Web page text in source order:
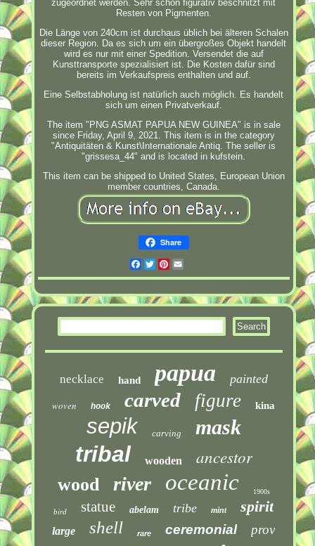
zugeordnet werden. Sehr schön figurativ beschnitzt mit
Resten von Pigmenten.
Die Länge von 240cm ist durchaus üblich bei älteren Schalen
dieser Region. Da es sich um ein übergroßes Objekt handelt
wird es nur mit einer Spedition. Versendet die auf
Kunsttransporte spezialisiert ist. Die Kosten dafür sind
bereits im Verkaufspreis enthalten und auf.
Eine Selbstabholung ist natürlich auch möglich. Es handelt
sich um einen Privatverkauf.
The item "PNG ASMAT PAPUA NEW GUINEA" is in sale
since Friday, April 9, 2021. This item is in the category
"Antiquitäten & Kunst\Internationale Antiq. The seller is
"grissesa_44" and is located in kufstein.
This item can be shipped to United States, European Union
member countries, Canada.
Share
Facebook
TwitterPinterest
necklace hand papua painted
woven hook carved figure kina
sepik carving mask
tribal wooden ancestor
wood river oceanic 1900s
bird statue abelam tribe mint spirit
large shell rare ceremonial prov